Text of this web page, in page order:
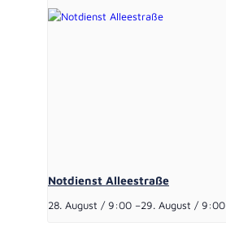
Notdienst Alleestraße
28. August / 9:00 –29. August / 9:00